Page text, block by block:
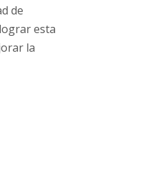
de
esta
la